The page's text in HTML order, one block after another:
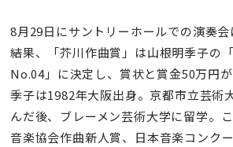
8月29日にサントリーホールでの演奏
結果、「芥川作曲賞」は山根明季子の
No.04」に決定し、賞状と賞金50万円
季子は1982年大阪出身。京都市立芸術
んだ後、ブレーメン芸術大学に留学。
音楽協会作曲新人賞、日本音楽コンク